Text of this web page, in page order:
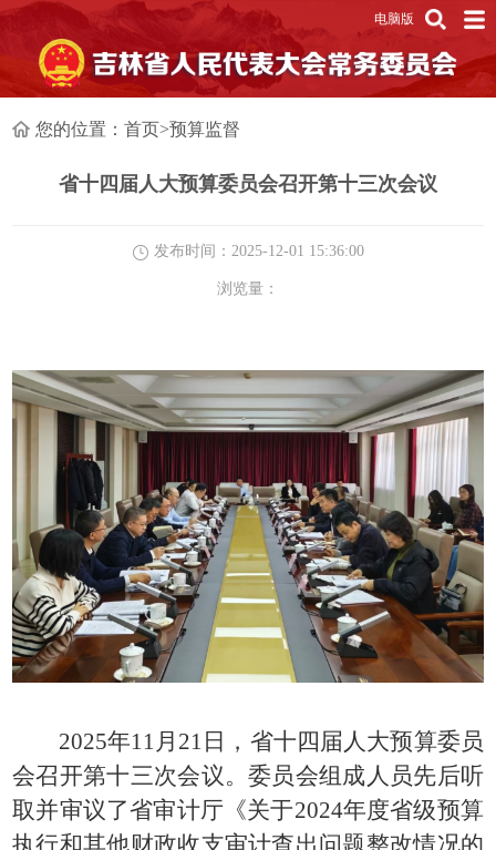
电脑版
您的位置：首页>预算监督
省十四届人大预算委员会召开第十三次会议
发布时间：2025-12-01 15:36:00
浏览量：
2025年11月21日，省十四届人大预算委员
会召开第十三次会议。委员会组成人员先后听
取并审议了省审计厅《关于2024年度省级预算
执行和其他财政收支审计查出问题整改情况的